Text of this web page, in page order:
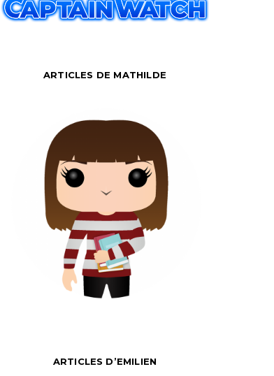
ARTICLES DE MATHILDE
ARTICLES D’EMILIEN